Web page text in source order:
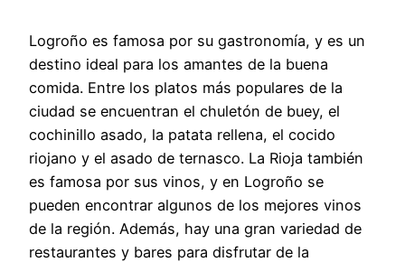
Logroño es famosa por su gastronomía, y es un
destino ideal para los amantes de la buena
comida. Entre los platos más populares de la
ciudad se encuentran el chuletón de buey, el
cochinillo asado, la patata rellena, el cocido
riojano y el asado de ternasco. La Rioja también
es famosa por sus vinos, y en Logroño se
pueden encontrar algunos de los mejores vinos
de la región. Además, hay una gran variedad de
restaurantes y bares para disfrutar de la